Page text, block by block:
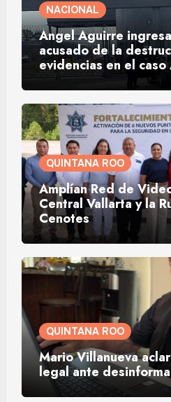
NACIONAL
Ángel Aguirre
acusado de la
evidencias en el caso
QUINTANA ROO
Amplían Red de
Central Vallarta y la
Cenotes
QUINTANA ROO
Mario Villanueva
legal ante